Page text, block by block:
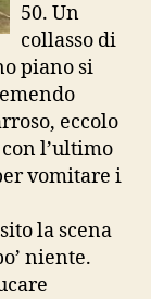
50. Un
collasso di
piano si
eccolo
l’ultimo
vomitare i
la scena
niente.